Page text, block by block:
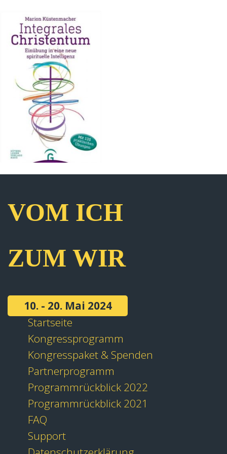
VOM ICH
ZUM WIR
10. - 20. Mai 2024
Startseite
Kongressprogramm
Kongresspaket & Spenden
Partnerprogramm
Programmrückblick 2022
Programmrückblick 2021
FAQ
Support